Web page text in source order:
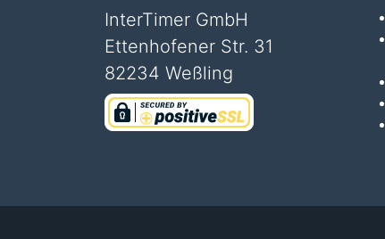
InterTimer GmbH
Ettenhofener Str. 31
82234 Weßling